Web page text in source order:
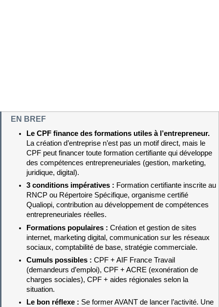
EN BREF
Le CPF finance des formations utiles à l’entrepreneur.
La création d’entreprise n’est pas un motif direct, mais le
CPF peut financer toute formation certifiante qui développe
des compétences entrepreneuriales (gestion, marketing,
juridique, digital).
3 conditions impératives : Formation certifiante inscrite au
RNCP ou Répertoire Spécifique, organisme certifié
Qualiopi, contribution au développement de compétences
entrepreneuriales réelles.
Formations populaires : Création et gestion de sites
internet, marketing digital, communication sur les réseaux
sociaux, comptabilité de base, stratégie commerciale.
Cumuls possibles : CPF + AIF France Travail
(demandeurs d’emploi), CPF + ACRE (exonération de
charges sociales), CPF + aides régionales selon la
situation.
Le bon réflexe : Se former AVANT de lancer l’activité. Une